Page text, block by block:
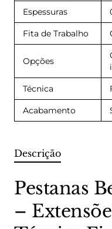
Espessuras
Fita de Trabalho
Opções
Técnica
Acabamento
Descrição
Pestanas
–